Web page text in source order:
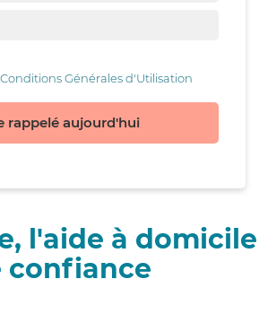
Conditions Générales d'Utilisation
rappelé aujourd'hui
l'aide à domicile
confiance